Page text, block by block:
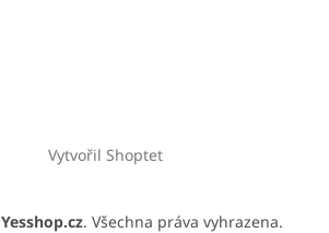
Vytvořil Shoptet
Yesshop.cz. Všechna práva vyhrazena.